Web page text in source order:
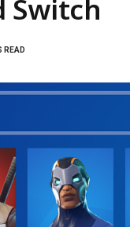
Switch
READ